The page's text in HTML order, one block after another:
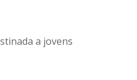
a jovens